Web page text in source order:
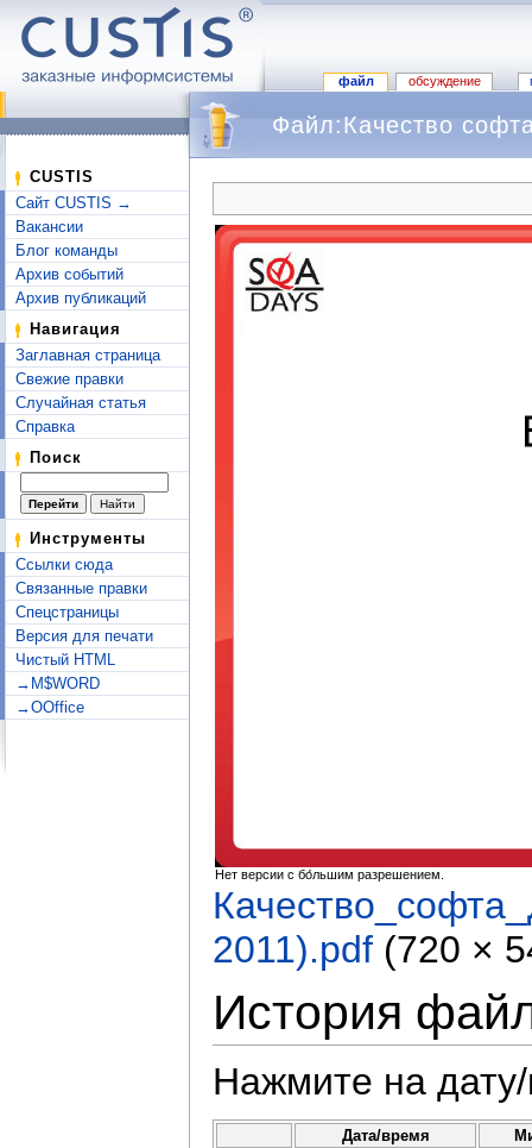
файл обсуждение
CUSTIS
Сайт CUSTIS →
Вакансии
Блог команды
Архив событий
Архив публикаций
Навигация
Заглавная страница
Свежие правки
Случайная статья
Справка
Поиск
Инструменты
Ссылки сюда
Связанные правки
Спецстраницы
Версия для печати
Чистый HTML
→M$WORD
→OOffice
Файл:Качество
Нет версии с бо́льшим разрешением.
2011).pdf (720 ×
История
Нажмите на
Дата/время